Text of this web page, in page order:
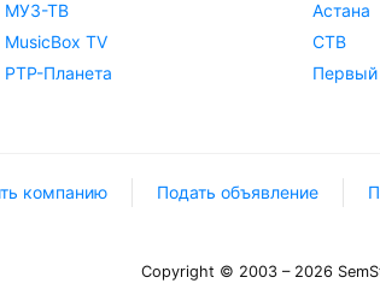
МУЗ-ТВ
MusicBox TV
РТР-Планета
Астана
СТВ
Первый
компанию Подать объявление
Copyright © 2003 – 2026